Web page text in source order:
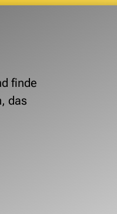
finde
das